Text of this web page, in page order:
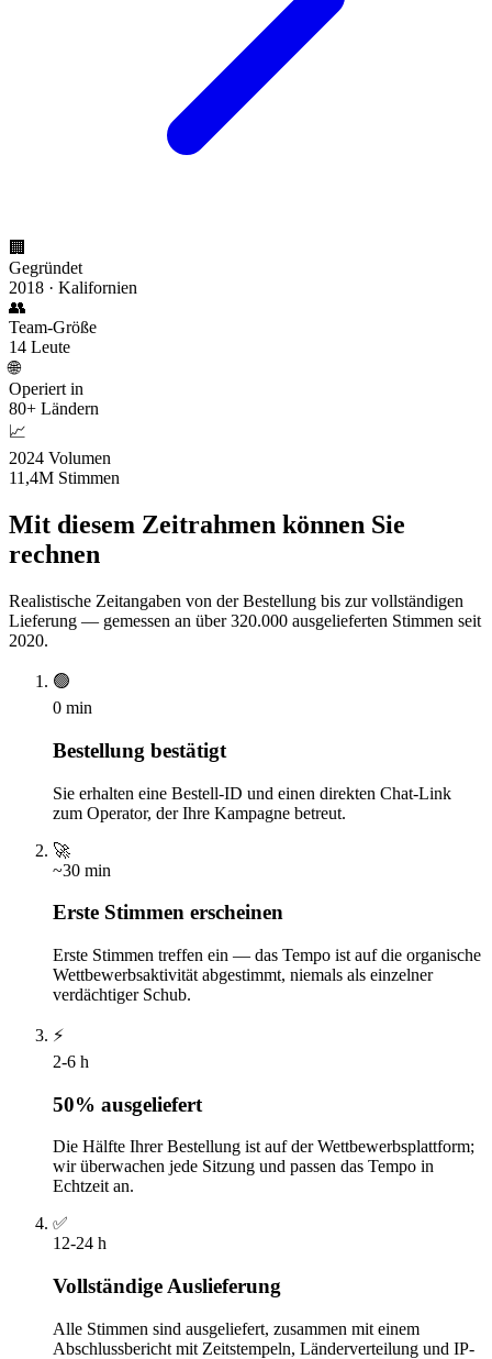
🏢
Gegründet
2018 · Kalifornien
👥
Team-Größe
14 Leute
🌐
Operiert in
80+ Ländern
📈
2024 Volumen
11,4M Stimmen
Mit diesem Zeitrahmen können Sie
rechnen
Realistische Zeitangaben von der Bestellung bis zur vollständigen
Lieferung — gemessen an über 320.000 ausgelieferten Stimmen seit
2020.
🟢
0 min
Bestellung bestätigt
Sie erhalten eine Bestell-ID und einen direkten Chat-Link
zum Operator, der Ihre Kampagne betreut.
🚀
~30 min
Erste Stimmen erscheinen
Erste Stimmen treffen ein — das Tempo ist auf die organische
Wettbewerbsaktivität abgestimmt, niemals als einzelner
verdächtiger Schub.
⚡
2-6 h
50% ausgeliefert
Die Hälfte Ihrer Bestellung ist auf der Wettbewerbsplattform;
wir überwachen jede Sitzung und passen das Tempo in
Echtzeit an.
✅
12-24 h
Vollständige Auslieferung
Alle Stimmen sind ausgeliefert, zusammen mit einem
Abschlussbericht mit Zeitstempeln, Länderverteilung und IP-